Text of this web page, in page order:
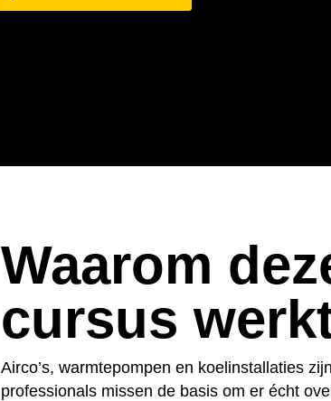
Waarom
cursus
Airco’s, warmtepompen en koelinstallaties
professionals missen de basis om er écht